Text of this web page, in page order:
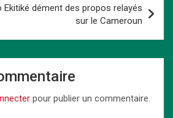
p
Ekitiké dément des propos relayés
sur le Cameroun
pour publier un commentaire.